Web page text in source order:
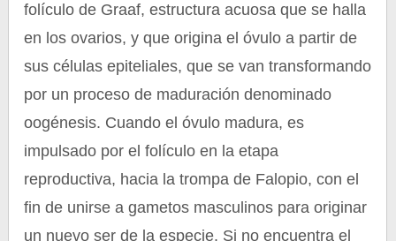
folículo de Graaf, estructura acuosa que se halla
en los ovarios, y que origina el óvulo a partir de
sus células epiteliales, que se van transformando
por un proceso de maduración denominado
oogénesis. Cuando el óvulo madura, es
impulsado por el folículo en la etapa
reproductiva, hacia la trompa de Falopio, con el
fin de unirse a gametos masculinos para originar
un nuevo ser de la especie. Si no encuentra el